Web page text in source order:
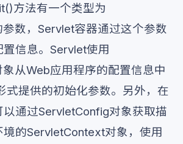
方法有一个类型为
数，Servlet容器通过这个参数
信息。Servlet使用
从Web应用程序的配置信息中
式提供的初始化参数。另外，在
通过ServletConfig对象获取描
的ServletContext对象，使用